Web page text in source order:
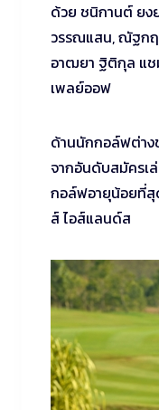
ด้วย ชนิกานต์ ยง
วรรณแสน, ณัฐกฤ
อาฒยา ฐิติกุล แช
เพลย์ออฟ
ด้านนักกอล์ฟต่าง
จากอันดับสมัครเ
กอล์ฟอายุน้อยที่สุ
ส์ ไอส์แลนด์ส